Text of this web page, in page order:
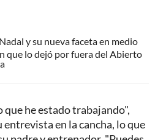
y su nueva faceta en medio
que lo dejó por fuera del Abierto
que he estado trabajando",
en la cancha, lo que